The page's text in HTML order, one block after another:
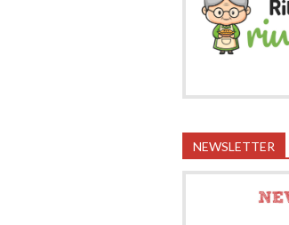
NEWSLETTER